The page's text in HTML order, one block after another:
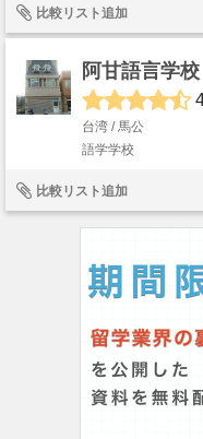
比較リスト追加
阿甘語言学校
台湾 / 馬公
語学学校
比較リスト追加